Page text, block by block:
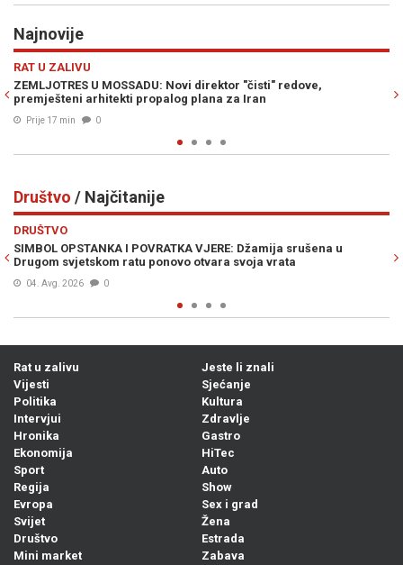
Najnovije
redove,
DINO MERLIN ISPUNIO KOŠEVO TRI VEČERI
200.000 ljudi stvorilo najveći spektakl od
Društvo / Najčitanije
srušena u
CURE DETALJI DRAME U AUSTRIJI: Policijska
iz Bosne i Hercegovine, ostao je bez automobila...
Previous
Rat u zalivu
Vijesti
Politika
Intervjui
Hronika
Ekonomija
Sport
Regija
Evropa
Svijet
Društvo
Mini market
Jeste li znali
Sjećanje
Kultura
Zdravlje
Gastro
HiTec
Auto
Show
Sex i grad
Žena
Estrada
Zabava